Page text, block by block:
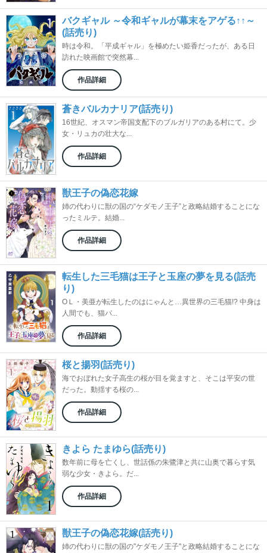
バクギャル ～令和ギャルが幕末をアゲる↑↑～
(話売り)
時は令和。「平成ギャル」を極めたい姫香だったが、ある日
訪れた映画館で突然幕...
作品詳細
蒼きバルカナリア(話売り)
16世紀、オスマン帝国支配下のブルガリアのある村にて。少
女・リュカの壮大な...
作品詳細
獣王子の偽恋花嫁
姉の代わりに獣の国の“ケダモノ王子”と政略結婚することにな
ったミルテ。結婚...
作品詳細
転生した三毛猫は王子と玉座の夢を見る(話売
り)
ОＬ・美亜が転生したのはにゃんと…異世界の三毛猫!? 中身は
人間でも、猫パ...
作品詳細
桜と揚羽(話売り)
海でおぼれた女子高生の桜が目を覚ますと、そこは平安の世
だった。動揺する桜の...
作品詳細
きよら たまゆら(話売り)
数年前に母を亡くし、世話係の朱鷺津と共に山奥で暮らす気
弱な少女・きよら。だ...
作品詳細
獣王子の偽恋花嫁(話売り)
姉の代わりに獣の国の"ケダモノ王子"と政略結婚することにな